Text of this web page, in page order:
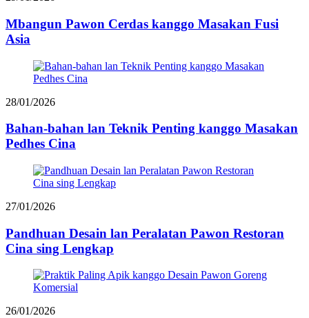
Mbangun Pawon Cerdas kanggo Masakan Fusi
Asia
28/01/2026
Bahan-bahan lan Teknik Penting kanggo Masakan
Pedhes Cina
27/01/2026
Pandhuan Desain lan Peralatan Pawon Restoran
Cina sing Lengkap
26/01/2026